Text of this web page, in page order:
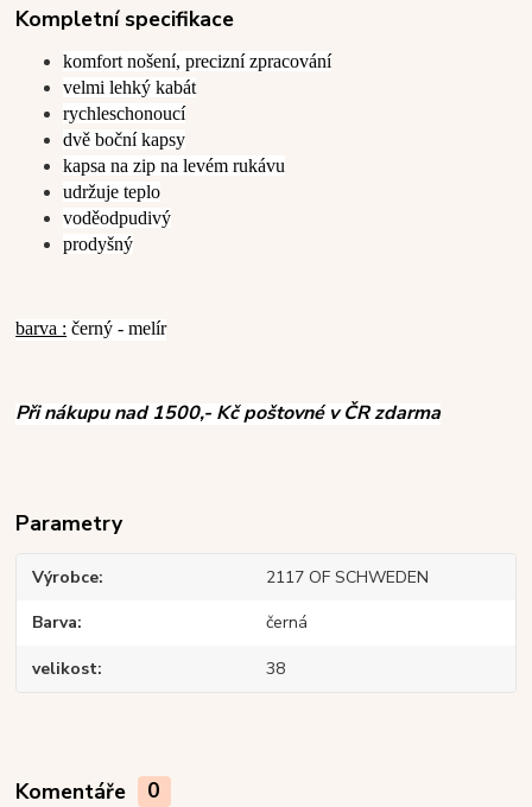
Kompletní specifikace
komfort nošení, precizní zpracování
velmi lehký kabát
rychleschonoucí
dvě boční kapsy
kapsa na zip na levém rukávu
udržuje teplo
voděodpudivý
prodyšný
barva : černý - melír
Při nákupu nad 1500,- Kč poštovné v ČR zdarma
Parametry
Výrobce 2117 OF SCHWEDEN
Barva černá
velikost 38
Komentáře 0